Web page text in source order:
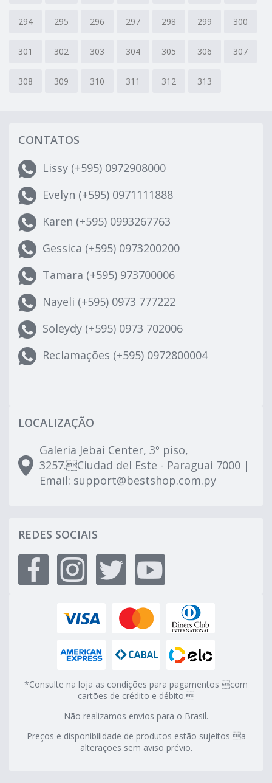
294 295 296 297 298 299 300
301 302 303 304 305 306 307
308 309 310 311 312 313
CONTATOS
Lissy (+595) 0972908000
Evelyn (+595) 0971111888
Karen (+595) 0993267763
Gessica (+595) 0973200200
Tamara (+595) 973700006
Nayeli (+595) 0973 777222
Soleydy (+595) 0973 702006
Reclamações (+595) 0972800004
LOCALIZAÇÃO
Galeria Jebai Center, 3º piso,
3257.Ciudad del Este - Paraguai 7000 |
Email: support@bestshop.com.py
REDES SOCIAIS
*Consulte na loja as condições para pagamentos com
cartões de crédito e débito.
Não realizamos envios para o Brasil.
Preços e disponibilidade de produtos estão sujeitos a
alterações sem aviso prévio.